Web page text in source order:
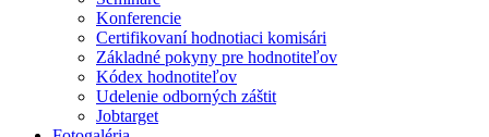
Konferencie
Certifikovaní hodnotiaci komisári
Základné pokyny pre hodnotiteľov
Kódex hodnotiteľov
Udelenie odborných záštit
Jobtarget